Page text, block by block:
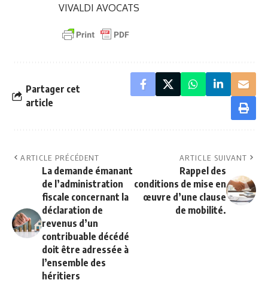
VIVALDI AVOCATS
Partager cet
article
ARTICLE PRÉCÉDENT
La demande émanant
de l’administration
fiscale concernant la
déclaration de
revenus d’un
contribuable décédé
doit être adressée à
l’ensemble des
héritiers
ARTICLE SUIVANT
Rappel des
conditions de mise en
œuvre d’une clause
de mobilité.